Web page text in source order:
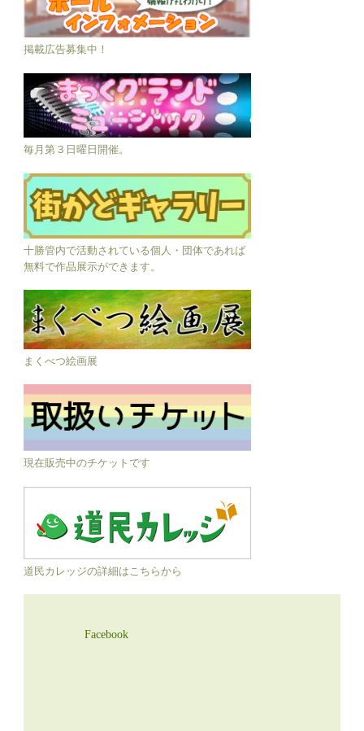
掲載広告募集中！
毎月第３日曜日開催。
十勝管内で活動されている個人・団体であれば
無料で作品展示ができます。
まくべつ絵画展
現在販売中のチケットです
道民カレッジの詳細はこちらから
Facebook